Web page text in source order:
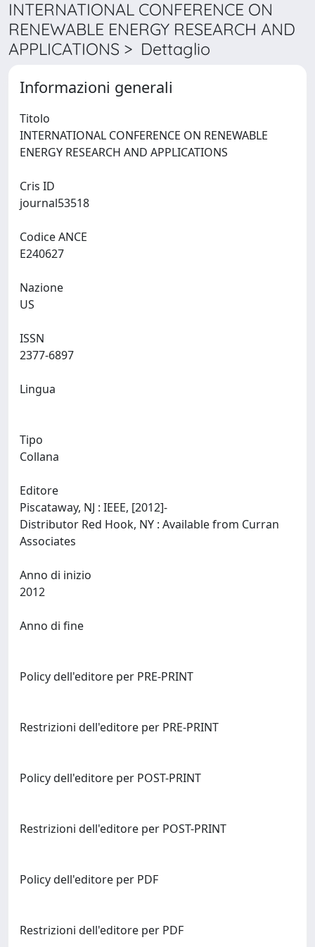
INTERNATIONAL CONFERENCE ON
RENEWABLE ENERGY RESEARCH AND
APPLICATIONS > Dettaglio
Informazioni generali
Titolo
INTERNATIONAL CONFERENCE ON RENEWABLE
Cris ID
Codice ANCE
Nazione
ISSN
Lingua
Tipo
Collana
Editore
Piscataway, NJ : IEEE, [2012]-
Distributor Red Hook, NY : Available from Curran
Anno di inizio
Anno di fine
Policy dell'editore per PRE-PRINT
Restrizioni dell'editore per PRE-PRINT
Policy dell'editore per POST-PRINT
Restrizioni dell'editore per POST-PRINT
Policy dell'editore per PDF
Restrizioni dell'editore per PDF